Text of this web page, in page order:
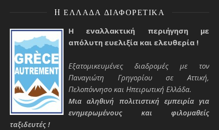
H ΕΛΛΆΔΑ ΔΙΑΦΟΡΕΤΙΚΆ
Η εναλλακτική περιήγηση με
απόλυτη ευελιξία και ελευθερία !
Εξατομικευμένες διαδρομές με τον
Παναγιώτη Γρηγορίου σε Αττική,
Πελοπόννησο και Ηπειρωτική Ελλάδα.
Μια αληθινή πολιτιστική εμπειρία για
ενημερωμένους και φιλομαθείς
ταξιδευτές !